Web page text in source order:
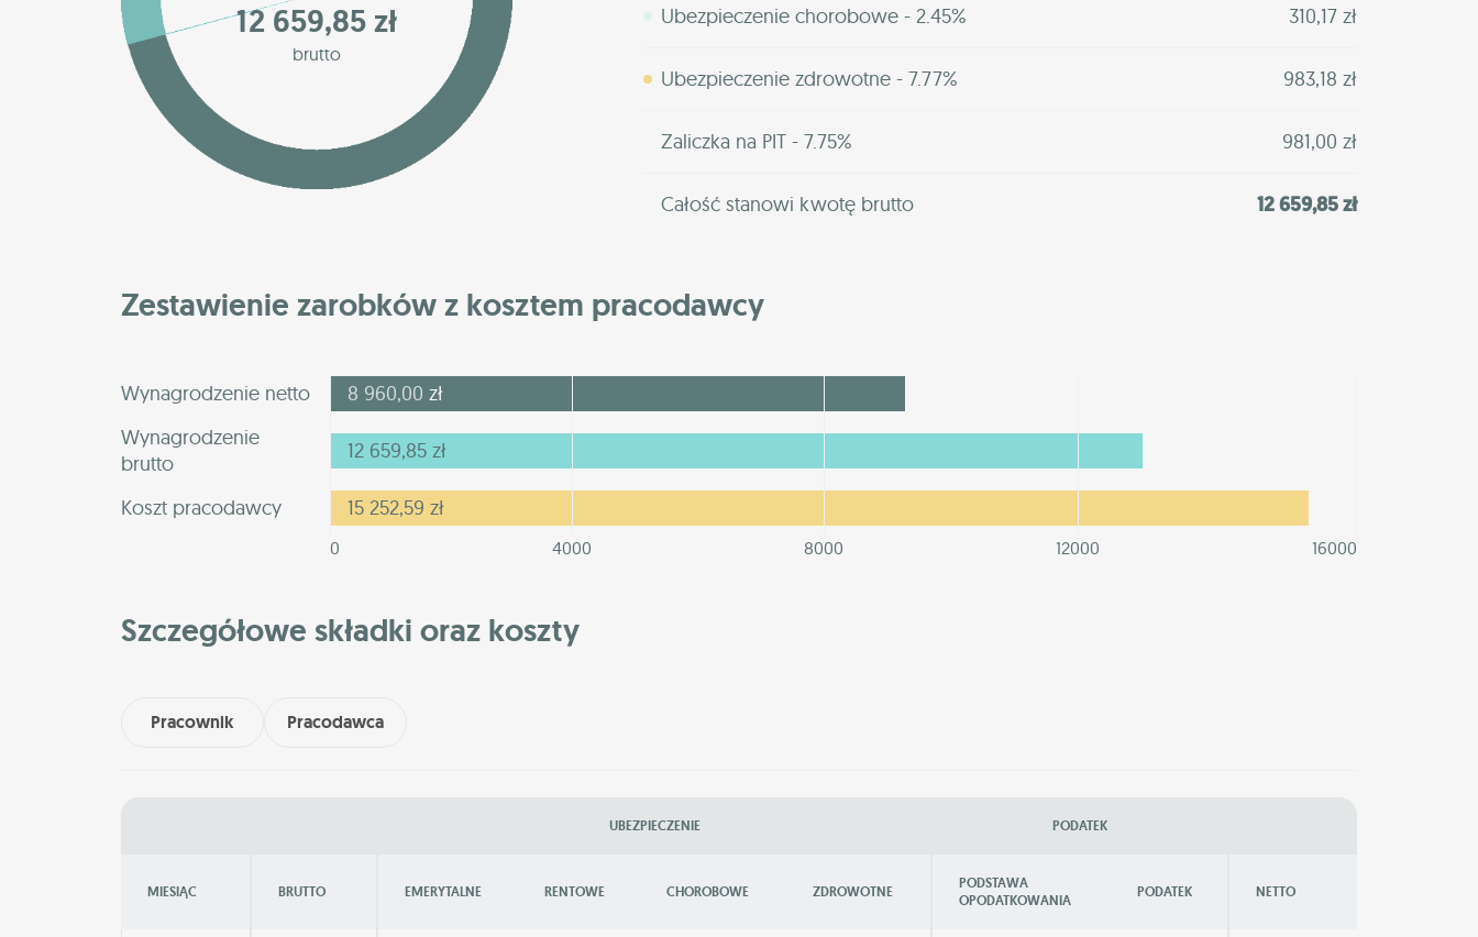
12 659,85 zł
brutto
Ubezpieczenie chorobowe - 2.45% 310,17 zł
Ubezpieczenie zdrowotne - 7.77% 983,18 zł
Zaliczka na PIT - 7.75% 981,00 zł
Całość stanowi kwotę brutto 12 659,85 zł
Zestawienie zarobków z kosztem pracodawcy
Wynagrodzenie netto 8 960,00 zł
Wynagrodzenie
brutto
12 659,85 zł
Koszt pracodawcy 15 252,59 zł
0 4000 8000 12000 16000
Szczegółowe składki oraz koszty
Pracownik Pracodawca
UBEZPIECZENIE PODATEK
MIESIĄC BRUTTO EMERYTALNE RENTOWE CHOROBOWE ZDROWOTNE
PODSTAWA
OPODATKOWANIA
PODATEK NETTO